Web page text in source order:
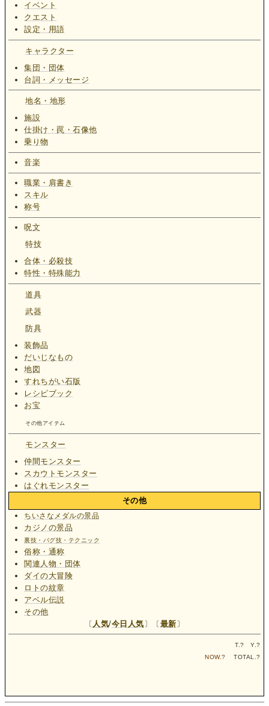
イベント
クエスト
設定・用語
キャラクター
集団・団体
台詞・メッセージ
地名・地形
施設
仕掛け・罠・石像他
乗り物
音楽
職業・肩書き
スキル
称号
呪文
特技
合体・必殺技
特性・特殊能力
道具
武器
防具
装飾品
だいじなもの
地図
すれちがい石版
レシピブック
お宝
その他アイテム
モンスター
仲間モンスター
スカウトモンスター
はぐれモンスター
その他
ちいさなメダルの景品
カジノの景品
裏技・バグ技・テクニック
俗称・通称
関連人物・団体
ダイの大冒険
ロトの紋章
アベル伝説
その他
〔 人気/今日人気〕〔最新〕
T.? Y.?
NOW.? TOTAL.?